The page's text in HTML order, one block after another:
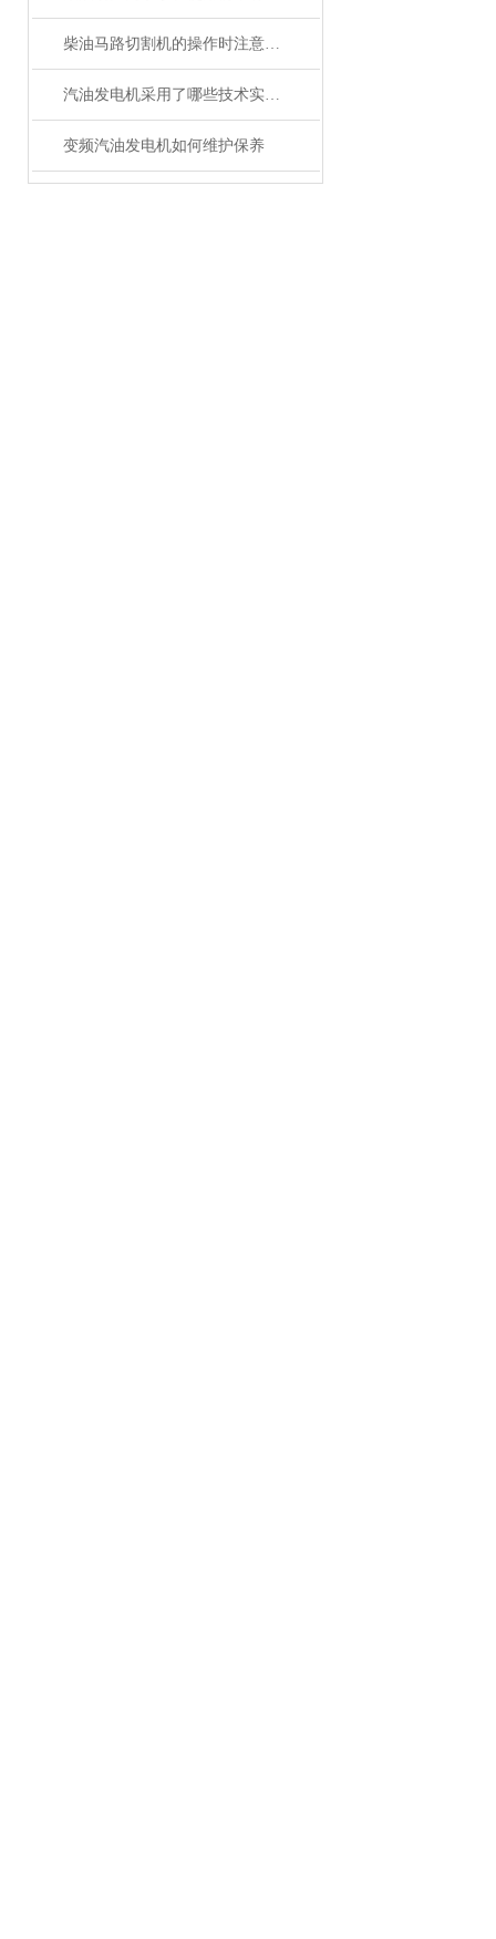
柴油马路切割机的操作时注意事项
汽油发电机采用了哪些技术实现？
变频汽油发电机如何维护保养